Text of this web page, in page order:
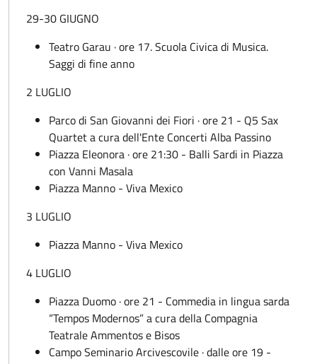
29-30 GIUGNO
Teatro Garau · ore 17. Scuola Civica di Musica.
Saggi di fine anno
2 LUGLIO
Parco di San Giovanni dei Fiori · ore 21 - Q5 Sax
Quartet a cura dell'Ente Concerti Alba Passino
Piazza Eleonora · ore 21:30 - Balli Sardi in Piazza
con Vanni Masala
Piazza Manno - Viva Mexico
3 LUGLIO
Piazza Manno - Viva Mexico
4 LUGLIO
Piazza Duomo · ore 21 - Commedia in lingua sarda
“Tempos Modernos” a cura della Compagnia
Teatrale Ammentos e Bisos
Campo Seminario Arcivescovile · dalle ore 19 -